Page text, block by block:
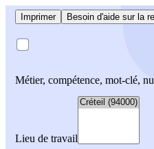
Imprimer Besoin d'aide sur la
Métier, compétence, mot-clé,
Lieu de travail